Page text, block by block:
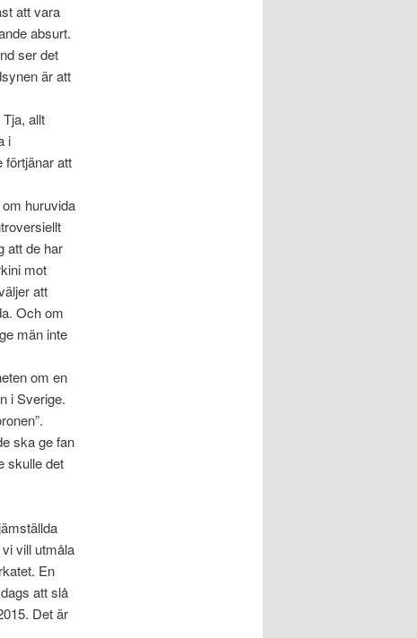
att vara
absurt.
ser det
är att
allt
i
förtjänar att
huruvida
att de har
mot
att
Och om
män inte
om en
i Sverige.
ska ge fan
skulle det
vill utmåla
En
att slå
Det är